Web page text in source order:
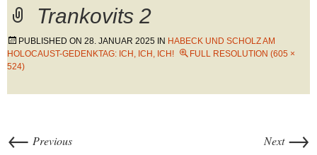
Trankovits 2
PUBLISHED ON 28. JANUAR 2025 IN HABECK UND SCHOLZ AM
HOLOCAUST-GEDENKTAG: ICH, ICH, ICH!
FULL RESOLUTION (605 ×
524)
← Previous Next →